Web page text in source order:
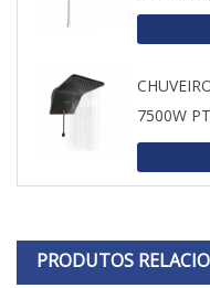
7500W PT
PRODUTOS